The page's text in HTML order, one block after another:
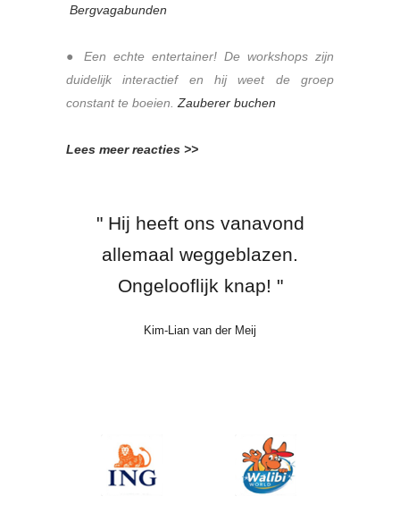
Bergvagabunden
● Een echte entertainer! De workshops zijn
duidelijk interactief en hij weet de groep
constant te boeien. Zauberer buchen
Lees meer reacties >>
" Hier kan ik niet bij met mijn
verstand. Onvoorstelbaar! "
Jochem van Gelder
" Hij heeft ons vanavond
allemaal weggeblazen.
Ongelooflijk knap! "
Kim-Lian van der Meij
" Mensen dit is toch TOP
entertainment, dit willen we
toch zien! "
Gerard Joling
" Fantastisch! Ik vind het zo
goed gedaan. Heel erg leuk "
Anite Witzier